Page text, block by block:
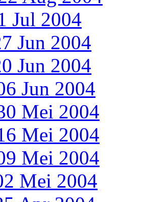
Jul 2004
Jun 2004
Jun 2004
Jun 2004
Mei 2004
Mei 2004
Mei 2004
Mei 2004